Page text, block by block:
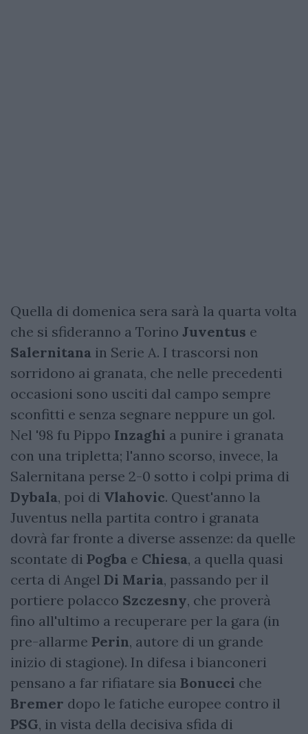
Quella di domenica sera sarà la quarta volta
che si sfideranno a Torino Juventus e
Salernitana in Serie A. I trascorsi non
sorridono ai granata, che nelle precedenti
occasioni sono usciti dal campo sempre
sconfitti e senza segnare neppure un gol.
Nel '98 fu Pippo Inzaghi a punire i granata
con una tripletta; l'anno scorso, invece, la
Salernitana perse 2-0 sotto i colpi prima di
Dybala, poi di Vlahovic. Quest'anno la
Juventus nella partita contro i granata
dovrà far fronte a diverse assenze: da quelle
scontate di Pogba e Chiesa, a quella quasi
certa di Angel Di Maria, passando per il
portiere polacco Szczesny, che proverà
fino all'ultimo a recuperare per la gara (in
pre-allarme Perin, autore di un grande
inizio di stagione). In difesa i bianconeri
pensano a far rifiatare sia Bonucci che
Bremer dopo le fatiche europee contro il
PSG, in vista della decisiva sfida di